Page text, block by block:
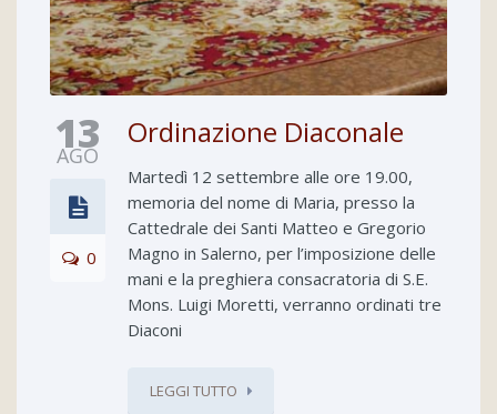
13
AGO
0
Ordinazione Diaconale
Martedì 12 settembre alle ore 19.00,
memoria del nome di Maria, presso la
Cattedrale dei Santi Matteo e Gregorio
Magno in Salerno, per l’imposizione delle
mani e la preghiera consacratoria di S.E.
Mons. Luigi Moretti, verranno ordinati tre
Diaconi
LEGGI TUTTO